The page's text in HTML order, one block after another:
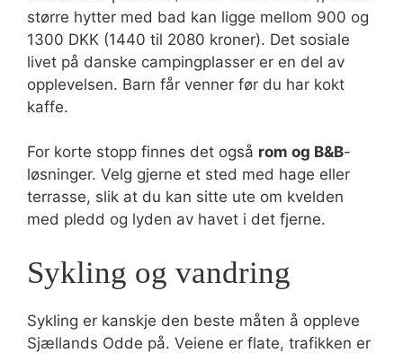
større hytter med bad kan ligge mellom 900 og
1300 DKK (1440 til 2080 kroner). Det sosiale
livet på danske campingplasser er en del av
opplevelsen. Barn får venner før du har kokt
kaffe.
For korte stopp finnes det også rom og B&B-
løsninger. Velg gjerne et sted med hage eller
terrasse, slik at du kan sitte ute om kvelden
med pledd og lyden av havet i det fjerne.
Sykling og vandring
Sykling er kanskje den beste måten å oppleve
Sjællands Odde på. Veiene er flate, trafikken er